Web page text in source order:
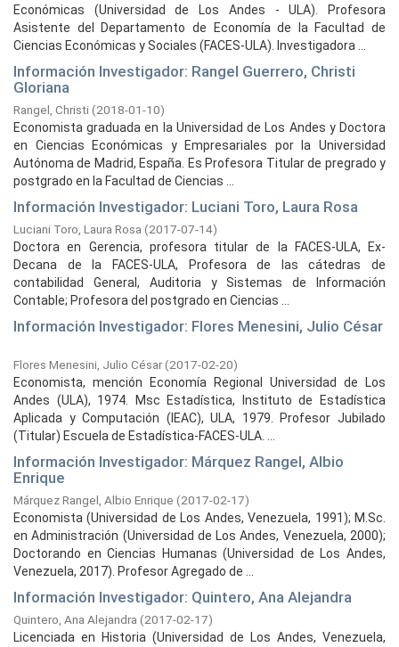
Económicas (Universidad de Los Andes - ULA). Profesora
Asistente del Departamento de Economía de la Facultad de
Ciencias Económicas y Sociales (FACES-ULA). Investigadora ...
Información Investigador: Rangel Guerrero, Christi
Gloriana
Rangel, Christi(2018-01-10)
Economista graduada en la Universidad de Los Andes y Doctora
en Ciencias Económicas y Empresariales por la Universidad
Autónoma de Madrid, España. Es Profesora Titular de pregrado y
postgrado en la Facultad de Ciencias ...
Información Investigador: Luciani Toro, Laura Rosa
Luciani Toro, Laura Rosa (2017-07-14)
Doctora en Gerencia, profesora titular de la FACES-ULA, Ex-
Decana de la FACES-ULA, Profesora de las cátedras de
contabilidad General, Auditoria y Sistemas de Información
Contable; Profesora del postgrado en Ciencias ...
Información Investigador: Flores Menesini, Julio César
Flores Menesini, Julio César(2017-02-20)
Economista, mención Economía Regional Universidad de Los
Andes (ULA), 1974. Msc Estadística, Instituto de Estadística
Aplicada y Computación (IEAC), ULA, 1979. Profesor Jubilado
(Titular) Escuela de Estadística-FACES-ULA. ...
Información Investigador: Márquez Rangel, Albio
Enrique
Márquez Rangel, Albio Enrique (2017-02-17)
Economista (Universidad de Los Andes, Venezuela, 1991); M.Sc.
en Administración (Universidad de Los Andes, Venezuela, 2000);
Doctorando en Ciencias Humanas (Universidad de Los Andes,
Venezuela, 2017). Profesor Agregado de ...
Información Investigador: Quintero, Ana Alejandra
Quintero, Ana Alejandra (2017-02-17)
Licenciada en Historia (Universidad de Los Andes, Venezuela,